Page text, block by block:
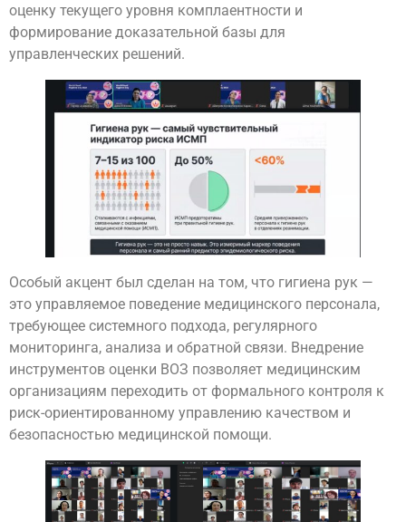
оценку текущего уровня комплаентности и
формирование доказательной базы для
управленческих решений.
Особый акцент был сделан на том, что гигиена рук —
это управляемое поведение медицинского персонала,
требующее системного подхода, регулярного
мониторинга, анализа и обратной связи. Внедрение
инструментов оценки ВОЗ позволяет медицинским
организациям переходить от формального контроля к
риск-ориентированному управлению качеством и
безопасностью медицинской помощи.